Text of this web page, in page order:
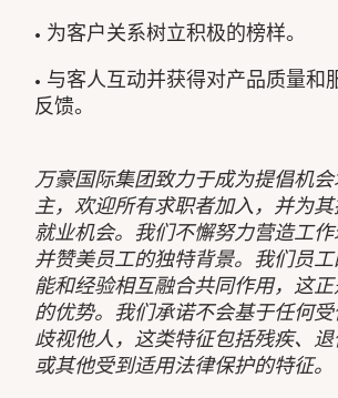
• 为客户关系树立积极的榜样。
• 与客人互动并获得对产品质量和
反馈。
万豪国际集团致力于成为提倡机
主，欢迎所有求职者加入，并为
就业机会。我们不懈努力营造工
并赞美员工的独特背景。我们员
能和经验相互融合共同作用，这
的优势。我们承诺不会基于任何
歧视他人，这类特征包括残疾、
或其他受到适用法律保护的特征。